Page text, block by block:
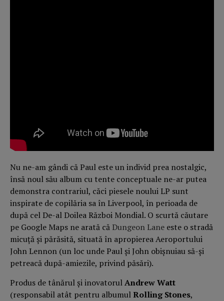
Nu ne-am gândi că Paul este un individ prea nostalgic,
însă noul său album cu tente conceptuale ne-ar putea
demonstra contrariul, căci piesele noului LP sunt
inspirate de copilăria sa în Liverpool, în perioada de
după cel De-al Doilea Război Mondial. O scurtă căutare
pe Google Maps ne arată că Dungeon Lane este o stradă
micuță și părăsită, situată în apropierea Aeroportului
John Lennon (un loc unde Paul și John obișnuiau să-și
petreacă după-amiezile, privind păsări).
Produs de tânărul și inovatorulAndrew Watt
(responsabil atât pentru albumulRolling Stones,